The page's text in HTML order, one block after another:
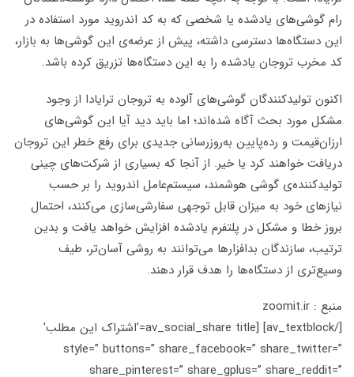
رام گوشی‌های یادشده یا شخصی که به کد اندروید مورد استفاده در
این دستگاه‌ها دسترسی داشته، پیش از عرضه‌ی این گوشی‌ها به بازار،
کد مخرب تروجان یادشده را به این دستگاه‌ها تزریق کرده باشد.
اکنون تولیدکنندگان گوشی‌های آلوده به تروجان ترایادا از وجود
مشکل مورد بحث آگاه شده‌اند؛ اما باید دید آیا این گوشی‌های
ارزان‌قیمت و رده‌پایین به‌روزرسانی جدیدی برای رفع خطر این تروجان
دریافت خواهند کرد یا خیر. از آنجا که بسیاری از شرکت‌های چینی
تولیدکننده‌ی گوشی‌ هوشمند، سیستم‌عامل اندروید را بر حسب
نیازهای خود به میزان قابل توجهی سفارشی‌سازی می‌کنند، احتمال
بروز خطا و مشکل در پلتفرم یادشده افزایش خواهد یافت و بدین
ترتیب، سازندگان بدافزارها می‌توانند به روشی آسان‌تر، طیف
وسیع‌تری از دستگاه‌ها را هدف قرار دهند.
منبع : zoomit.ir
[/av_textblock] [av_social_share title=’اشتراک این مطلب’
style=” buttons=” share_facebook=” share_twitter=”
share_pinterest=” share_gplus=” share_reddit=”